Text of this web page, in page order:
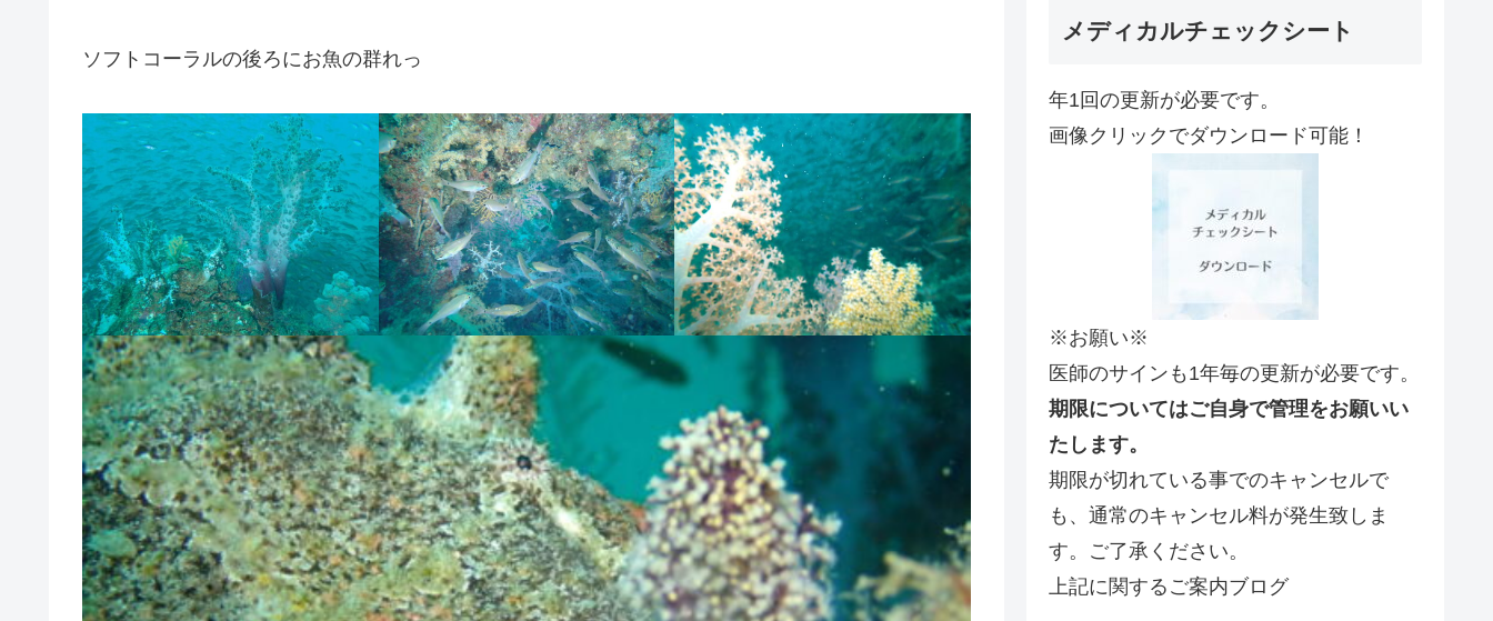
ソフトコーラルの後ろにお魚の群れっ
メディカルチェックシート
年1回の更新が必要です。
画像クリックでダウンロード可能！
※お願い※
医師のサインも1年毎の更新が必要です。
期限についてはご自身で管理をお願いい
たします。
期限が切れている事でのキャンセルで
も、通常のキャンセル料が発生致しま
す。ご了承ください。
上記に関するご案内ブログ